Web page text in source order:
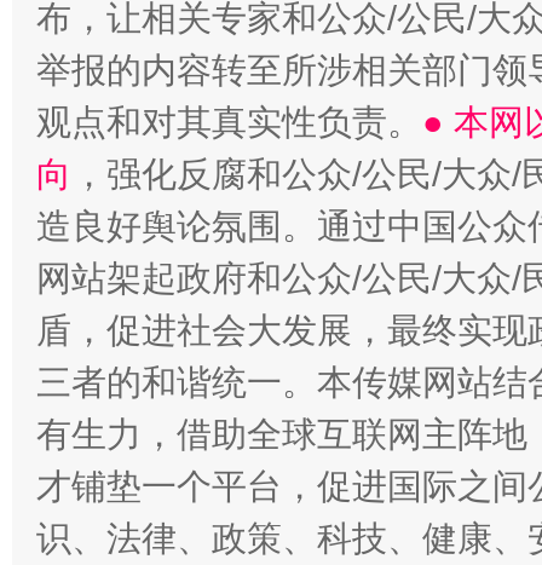
布，让相关专家和公众/公民/大
举报的内容转至所涉相关部门
观点和对其真实性负责。 ● 本网
向 ，强化反腐和公众/公民/大众
造良好舆论氛围。通过中国公
网站架起政府和公众/公民/大众
盾，促进社会大发展，最终实
三者的和谐统一。本传媒网站
有生力，借助全球互联网主阵
才铺垫一个平台，促进国际之
识、法律、政策、科技、健康